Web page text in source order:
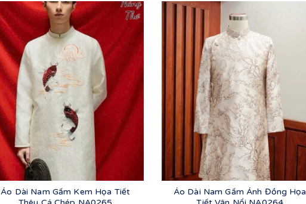
Áo Dài Nam Gấm Kem Họa Tiết
Áo Dài Nam Gấm Ánh Đồng Họa